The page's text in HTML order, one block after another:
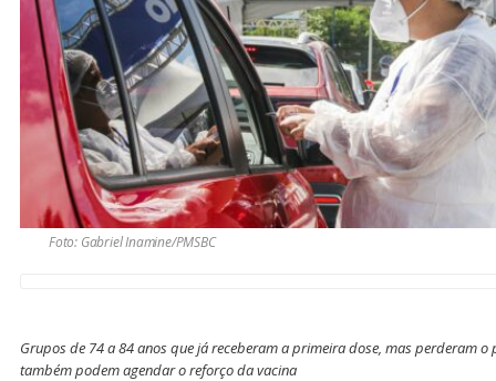
Foto: Gabriel Inamine/PMSBC
Grupos de 74 a 84 anos que já receberam a primeira dose, mas perderam
também podem agendar o reforço da vacina